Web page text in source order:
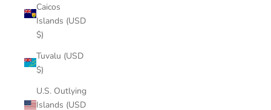
Caicos
Islands (USD
$)
Tuvalu (USD
$)
U.S. Outlying
Islands (USD